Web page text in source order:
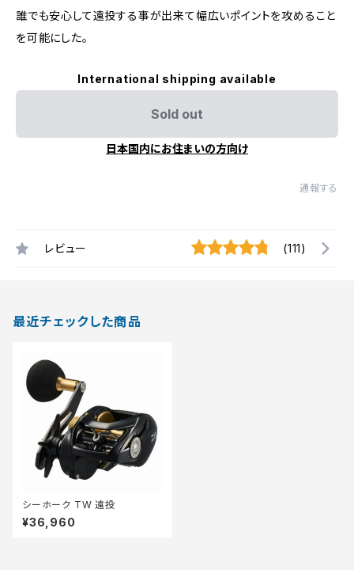
誰でも安心して遠投する事が出来て幅広いポイントを攻めること
を可能にした。
International shipping available
Sold out
日本国内にお住まいの方向け
通報する
レビュー (111)
最近チェックした商品
シーホーク TW 遠投
¥36,960